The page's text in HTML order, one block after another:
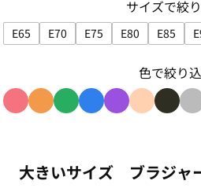
サイズで絞
E65
サイズで絞り込み: E65
E70
サイズで絞り込み: E70
E75
サイズで絞り込み:
E80
サイズで絞り
E85
サイ
色で絞り
大きいサイズ ブラジャ